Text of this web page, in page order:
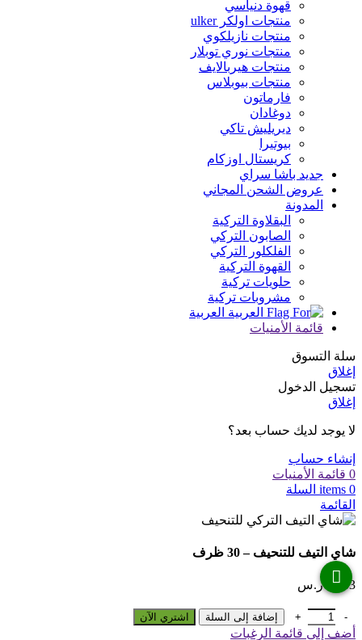
قهوة دنياسي
منتجات اولكر ulker
منتجات نازيلكوي
منتجات نوري توبلار
منتجات هيربالايف
منتجات بيوبلاس
فارماتون
دوغادان
ديريليش تاكي
بيوتيرا
كريستال اوزكام
جديد باشا سراي
عروض الشحن المجاني
المدونة
البقلاوة التركية
الصابون التركي
الفلكلور التركي
القهوة التركية
حلويات تركية
مشروبات تركية
العربية
قائمة الأمنيات
سلة التسوق
إغلاق
تسجيل الدخول
إغلاق
لا يوجد لديك حساب بعد؟
إنشاء حساب
0 قائمة الأمنيات
0
items السلة
القائمة
شاي التيف للتنحيف – 30 ظرف
54.33 ر.س
كمية شاي التيف للتنحيف - 30 ظرف
إضافة إلى السلة اشتري الآن
أضف إلى قائمة الرغبات